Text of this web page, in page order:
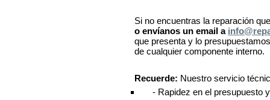
Si no encuentras la reparación
o envíanos un email a
que presenta y lo
de cualquier componente
Recuerde: Nuestro servicio
- Rapidez en el presupuesto